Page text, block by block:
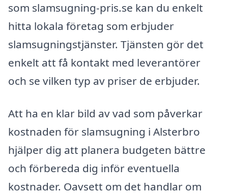
som slamsugning-pris.se kan du enkelt
hitta lokala företag som erbjuder
slamsugningstjänster. Tjänsten gör det
enkelt att få kontakt med leverantörer
och se vilken typ av priser de erbjuder.
Att ha en klar bild av vad som påverkar
kostnaden för slamsugning i Alsterbro
hjälper dig att planera budgeten bättre
och förbereda dig inför eventuella
kostnader. Oavsett om det handlar om